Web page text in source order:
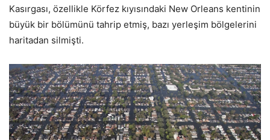
Kasırgası, özellikle Körfez kıyısındaki New Orleans kentinin
büyük bir bölümünü tahrip etmiş, bazı yerleşim bölgelerini
haritadan silmişti.